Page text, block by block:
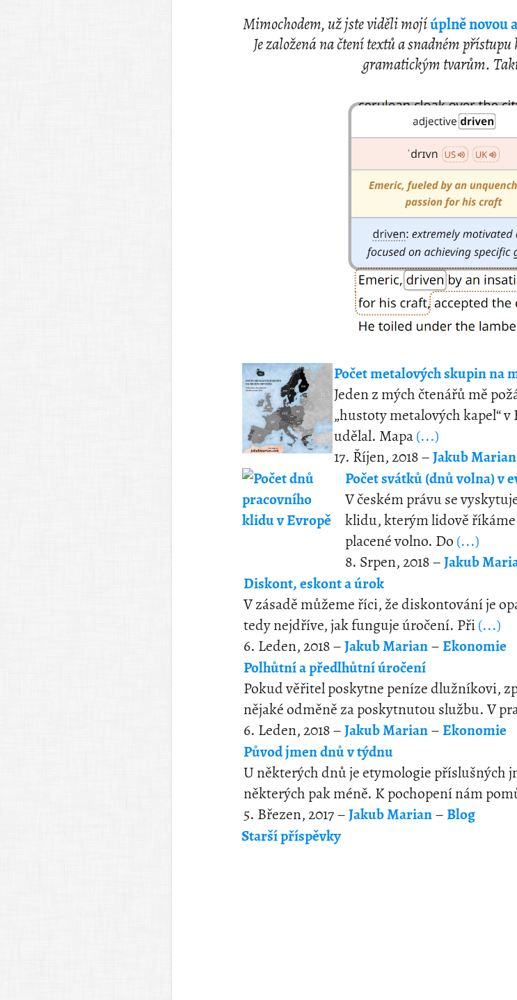
Mimochodem, už jste viděli mojíúplně novou
Je založená na čtení textů a snadném
gramatickým tvarům.
Počet metalových skupin na
Jeden z mých čtenářů mě
„hustoty metalových kapel“
udělal. Mapa(...)
17. Říjen, 2018 –Jakub Marian
Počet svátků (dnů volna) v
V českém právu se
klidu, kterým lidově říkáme
placené volno. Do (...)
8. Srpen, 2018 –Jakub
Diskont, eskont a úrok
V zásadě můžeme říci, že diskontování je
tedy nejdříve, jak funguje úročení. Při(...)
6. Leden, 2018 –Jakub Marian–Ekonomie
Polhůtní a předlhůtní úročení
Pokud věřitel poskytne peníze dlužníkovi,
nějaké odměně za poskytnutou službu. V
6. Leden, 2018 –Jakub Marian–Ekonomie
Původ jmen dnů v týdnu
U některých dnů je etymologie příslušných
některých pak méně. K pochopení nám
5. Březen, 2017 –Jakub Marian–Blog
Starší příspěvky